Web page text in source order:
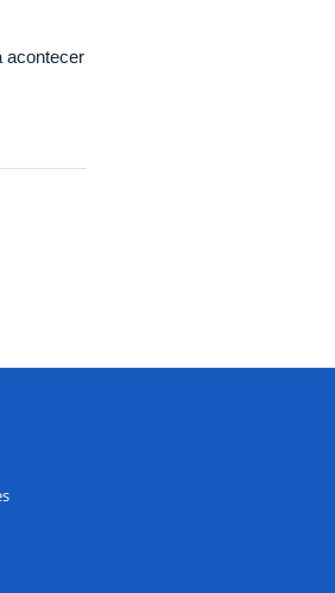
acontecer